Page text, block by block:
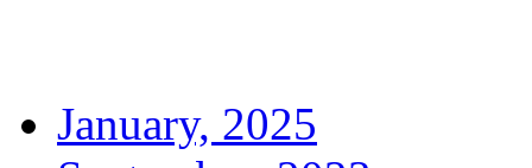
January, 2025